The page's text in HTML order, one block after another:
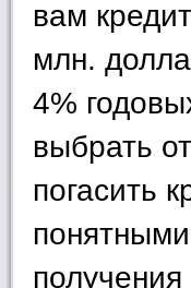
вам
млн.
4%
выбрать
погасить